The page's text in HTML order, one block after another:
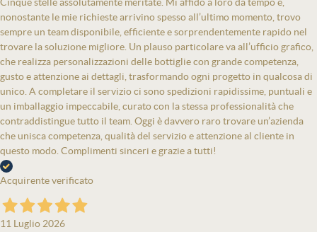
nonostante le mie richieste arrivino spesso all’ultimo momento, trovo
sempre un team disponibile, efficiente e sorprendentemente rapido nel
trovare la soluzione migliore. Un plauso particolare va all’ufficio grafico,
che realizza personalizzazioni delle bottiglie con grande competenza,
gusto e attenzione ai dettagli, trasformando ogni progetto in qualcosa di
unico. A completare il servizio ci sono spedizioni rapidissime, puntuali e
un imballaggio impeccabile, curato con la stessa professionalità che
contraddistingue tutto il team. Oggi è davvero raro trovare un’azienda
che unisca competenza, qualità del servizio e attenzione al cliente in
questo modo. Complimenti sinceri e grazie a tutti!
Acquirente verificato
11 Luglio 2026